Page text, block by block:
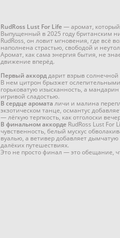
RudRoss Lust For Life— аромат,
Выпущенный в 2025 году
RudRoss, он ловит мгновения, где всё
наполнена страстью, свободой и
Аромат, как сама энергия бытия, не
движение вперёд.
Первый аккорддарит взрыв солнечной
В нем цитрон брызжет
горьковатую изысканность, а
игривой сладостью.
В сердце аромата личи и малина
экзотическом танце, османтус
— лёгкую терпкость, как отголоски
В финальном аккордеRudRoss Lust For
чувственность, белый мускус
вуалью, а ветивер добавляет
далёких путешествиях.
Это не просто финал — это обещание,